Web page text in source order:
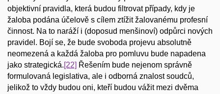
objektivní pravidla, která budou filtrovat případy, kdy je
žaloba podána účelově s cílem ztížit žalovanému profesní
činnost. Na to naráží i (doposud menšinoví) odpůrci nových
pravidel. Bojí se, že bude svoboda projevu absolutně
neomezená a každá žaloba pro pomluvu bude napadena
jako strategická.[22] Řešením bude nejenom správně
formulovaná legislativa, ale i odborná znalost soudců,
jelikož to vždy budou oni, kteří budou vážit mezi dvěma